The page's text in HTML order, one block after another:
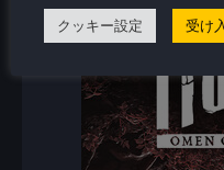
クッキー設定 受け